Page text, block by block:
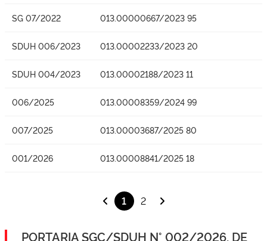
SG 07/2022 013.00000667/2023 95
SDUH 006/2023 013.00002233/2023 20
SDUH 004/2023 013.00002188/2023 11
006/2025 013.00008359/2024 99
007/2025 013.00003687/2025 80
001/2026 013.00008841/2025 18
1 2
PORTARIA SGC/SDUH N° 002/2026, DE